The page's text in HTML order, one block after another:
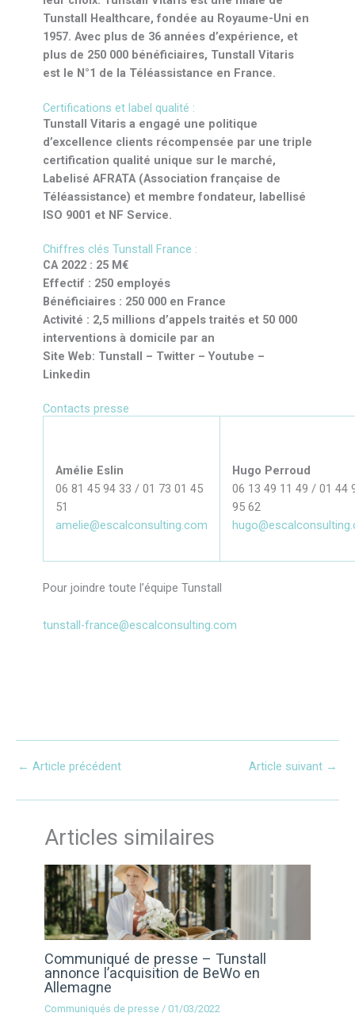
Tunstall Healthcare, fondée au Royaume-Uni en
1957. Avec plus de 36 années d’expérience, et
plus de 250 000 bénéficiaires, Tunstall Vitaris
est le N°1 de la Téléassistance en France.
Certifications et label qualité :
Tunstall Vitaris a engagé une politique
d’excellence clients récompensée par une triple
certification qualité unique sur le marché,
Labelisé AFRATA (Association française de
Téléassistance) et membre fondateur, labellisé
ISO 9001 et NF Service.
Chiffres clés Tunstall France :
CA 2022 : 25 M€
Effectif : 250 employés
Bénéficiaires : 250 000 en France
Activité : 2,5 millions d’appels traités et 50 000
interventions à domicile par an
Site Web: Tunstall – Twitter – Youtube –
Linkedin
Contacts presse
Amélie Eslin
06 81 45 94 33 / 01 73 01 45
51
amelie@escalconsulting.com
Hugo Perroud
06 13 49 11 49 / 01 44
95 62
Pour joindre toute l’équipe Tunstall
tunstall-france@escalconsulting.com
← Article précédent Article suivant →
Articles similaires
Communiqué de presse – Tunstall
annonce l’acquisition de BeWo en
Allemagne
Communiqués de presse / 01/03/2022